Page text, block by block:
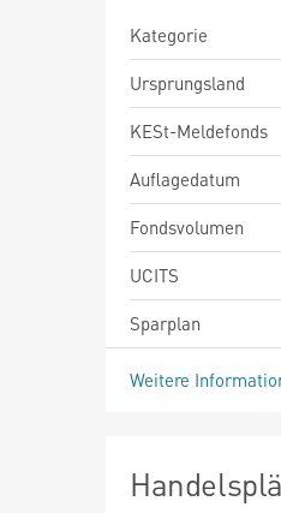
Kategorie
Ursprungsland
KESt-Meldefonds
Auflagedatum
Fondsvolumen
UCITS
Sparplan
Weitere